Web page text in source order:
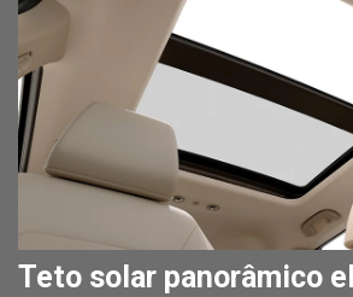
Teto solar panorâmico